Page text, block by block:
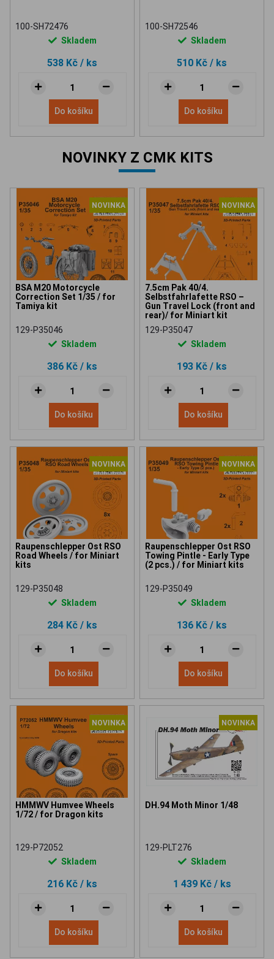
100-SH72476
Skladem
538 Kč / ks
Do košíku
100-SH72546
Skladem
510 Kč / ks
Do košíku
NOVINKY Z CMK KITS
NOVINKA
BSA M20 Motorcycle
Correction Set 1/35 / for
Tamiya kit
129-P35046
Skladem
386 Kč / ks
Do košíku
NOVINKA
7.5cm Pak 40/4.
Selbstfahrlafette RSO –
Gun Travel Lock (front and
rear)/ for Miniart kit
129-P35047
Skladem
193 Kč / ks
Do košíku
NOVINKA
Raupenschlepper Ost RSO
Road Wheels / for Miniart
kits
129-P35048
Skladem
284 Kč / ks
Do košíku
NOVINKA
Raupenschlepper Ost RSO
Towing Pintle - Early Type
(2 pcs.) / for Miniart kits
129-P35049
Skladem
136 Kč / ks
Do košíku
NOVINKA
HMMWV Humvee Wheels
1/72 / for Dragon kits
129-P72052
Skladem
216 Kč / ks
Do košíku
NOVINKA
DH.94 Moth Minor 1/48
129-PLT276
Skladem
1 439 Kč / ks
Do košíku